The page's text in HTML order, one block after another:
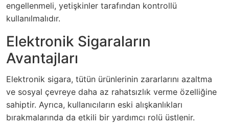
engellenmeli, yetişkinler tarafından kontrollü
kullanılmalıdır.
Elektronik Sigaraların
Avantajları
Elektronik sigara, tütün ürünlerinin zararlarını azaltma
ve sosyal çevreye daha az rahatsızlık verme özelliğine
sahiptir. Ayrıca, kullanıcıların eski alışkanlıkları
bırakmalarında da etkili bir yardımcı rolü üstlenir.